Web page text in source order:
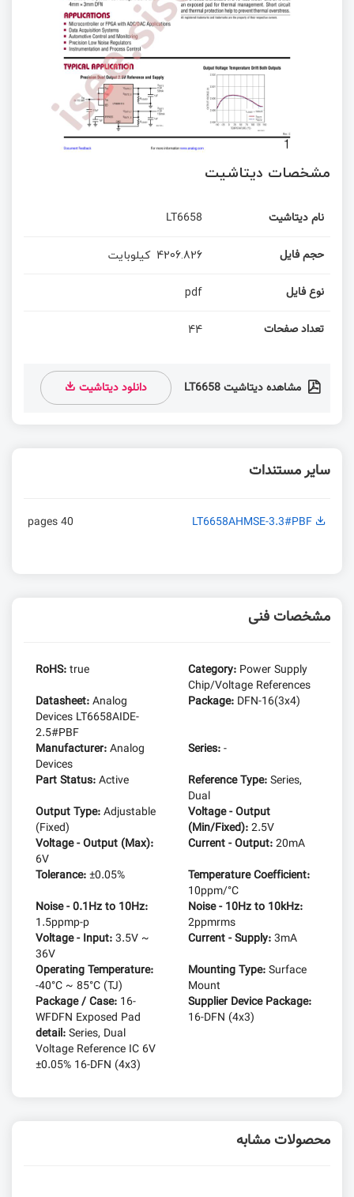
مشخصات دیتاشیت
نام دیتاشیت LT6658
حجم فایل 4206.826 کیلوبایت
نوع فایل pdf
تعداد صفحات 44
مشاهده دیتاشیت LT6658 دانلود دیتاشیت
سایر مستندات
LT6658AHMSE-3.3#PBF
40 pages
مشخصات فنی
RoHS:true Category: Power Supply
Chip/Voltage References
Datasheet:Analog
Devices LT6658AIDE-
2.5#PBF
Package: DFN-16(3x4)
Manufacturer:Analog
Devices
Series:-
Part Status:Active Reference Type:Series,
Dual
Output Type:Adjustable
(Fixed)
Voltage - Output
(Min/Fixed):2.5V
Voltage - Output (Max):
6V
Current - Output:20mA
Tolerance:±0.05%
Temperature Coefficient:
10ppm/°C
Noise - 0.1Hz to 10Hz:
1.5ppmp-p
Noise - 10Hz to 10kHz:
2ppmrms
Voltage - Input:3.5V ~
36V
Current - Supply:3mA
Operating Temperature:
-40°C ~ 85°C (TJ)
Mounting Type:Surface
Mount
Package / Case: 16-
WFDFN Exposed Pad
Supplier Device Package:
16-DFN (4x3)
detail:Series, Dual
Voltage Reference IC 6V
±0.05% 16-DFN (4x3)
محصولات مشابه